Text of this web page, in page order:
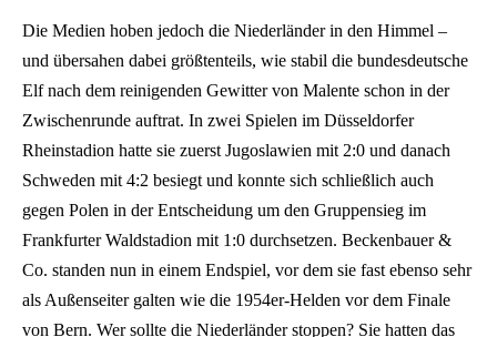
Die Medien hoben jedoch die Niederländer in den Himmel –
und übersahen dabei größtenteils, wie stabil die bundesdeutsche
Elf nach dem reinigenden Gewitter von Malente schon in der
Zwischenrunde auftrat. In zwei Spielen im Düsseldorfer
Rheinstadion hatte sie zuerst Jugoslawien mit 2:0 und danach
Schweden mit 4:2 besiegt und konnte sich schließlich auch
gegen Polen in der Entscheidung um den Gruppensieg im
Frankfurter Waldstadion mit 1:0 durchsetzen. Beckenbauer &
Co. standen nun in einem Endspiel, vor dem sie fast ebenso sehr
als Außenseiter galten wie die 1954er-Helden vor dem Finale
von Bern. Wer sollte die Niederländer stoppen? Sie hatten das